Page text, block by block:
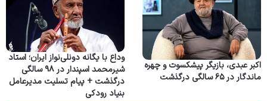
اکبر عبدی، بازیگر پیشکسوت و چهره
ماندگار در ۶۵ سالگی درگذشت
وداع با یگانه دونلی‌نواز ایران؛ استاد
شیرمحمد اسپندار در ۹۸ سالگی
درگذشت + پیام تسلیت مدیرعامل
بنیاد رودکی